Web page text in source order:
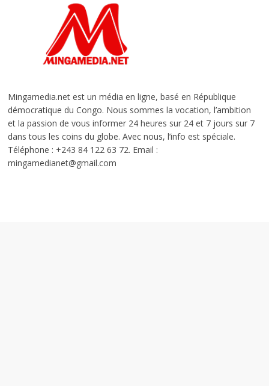
Mingamedia.net est un média en ligne, basé en République
démocratique du Congo. Nous sommes la vocation, l’ambition
et la passion de vous informer 24 heures sur 24 et 7 jours sur 7
dans tous les coins du globe. Avec nous, l’info est spéciale.
Téléphone : +243 84 122 63 72. Email :
mingamedianet@gmail.com